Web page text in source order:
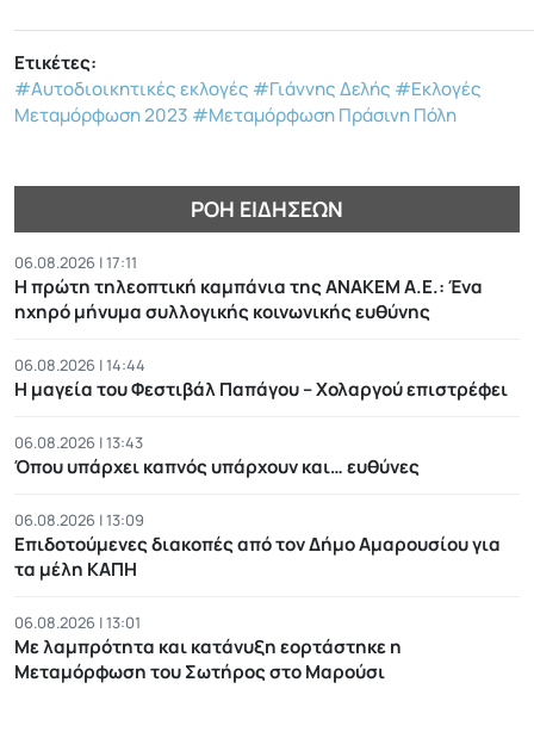
Ετικέτες:
#Αυτοδιοικητικές εκλογές #Γιάννης Δελής #Εκλογές
Μεταμόρφωση 2023 #Μεταμόρφωση Πράσινη Πόλη
ΡΟΉ ΕΙΔΉΣΕΩΝ
06.08.2026 | 17:11
Η πρώτη τηλεοπτική καμπάνια της ΑΝΑΚΕΜ Α.Ε.: Ένα
ηχηρό μήνυμα συλλογικής κοινωνικής ευθύνης
06.08.2026 | 14:44
Η μαγεία του Φεστιβάλ Παπάγου – Χολαργού επιστρέφει
06.08.2026 | 13:43
Όπου υπάρχει καπνός υπάρχουν και… ευθύνες
06.08.2026 | 13:09
Επιδοτούμενες διακοπές από τον Δήμο Αμαρουσίου για
τα μέλη ΚΑΠΗ
06.08.2026 | 13:01
Με λαμπρότητα και κατάνυξη εορτάστηκε η
Μεταμόρφωση του Σωτήρος στο Μαρούσι